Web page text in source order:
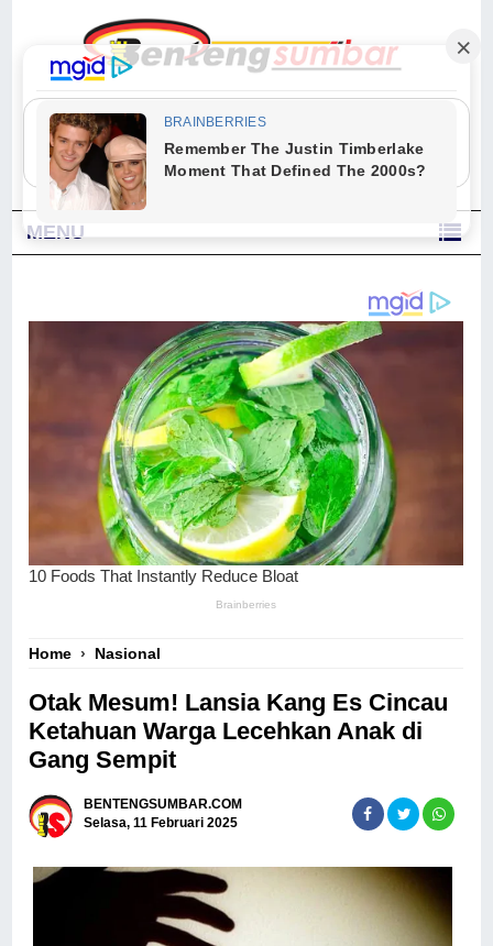
"Sesungguhnya Allah dan para malaikat-Nya berselawat untuk Nabi.
Wahai orang-orang yang beriman, berselawatlah kamu untuk Nabi dan
ucapkanlah salam dengan penuh penghormatan kepadanya." (Qs. Al
Ahzab Ayat 56)
MENU
Home › Nasional
Otak Mesum! Lansia Kang Es Cincau
Ketahuan Warga Lecehkan Anak di
Gang Sempit
BENTENGSUMBAR.COM
Selasa, 11 Februari 2025